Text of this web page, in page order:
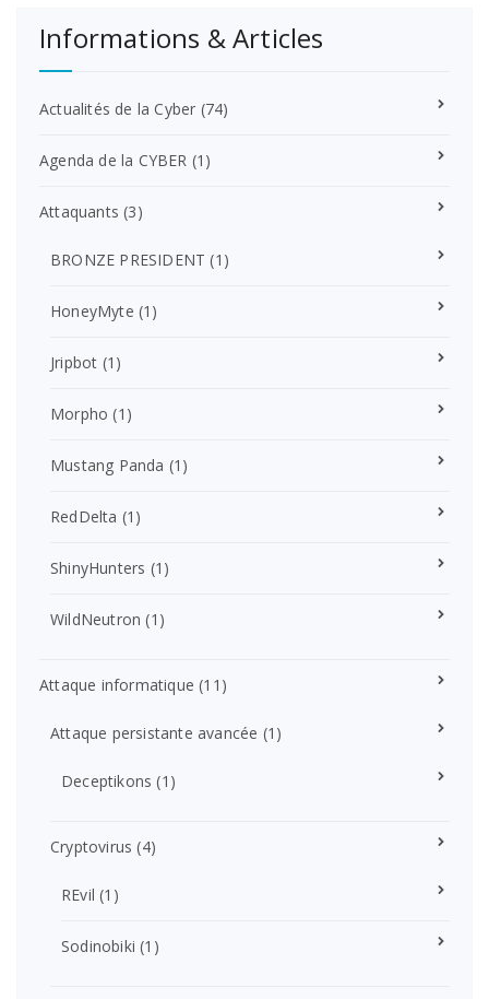
Informations & Articles
Actualités de la Cyber (74)
Agenda de la CYBER (1)
Attaquants (3)
BRONZE PRESIDENT (1)
HoneyMyte (1)
Jripbot (1)
Morpho (1)
Mustang Panda (1)
RedDelta (1)
ShinyHunters (1)
WildNeutron (1)
Attaque informatique (11)
Attaque persistante avancée (1)
Deceptikons (1)
Cryptovirus (4)
REvil (1)
Sodinobiki (1)